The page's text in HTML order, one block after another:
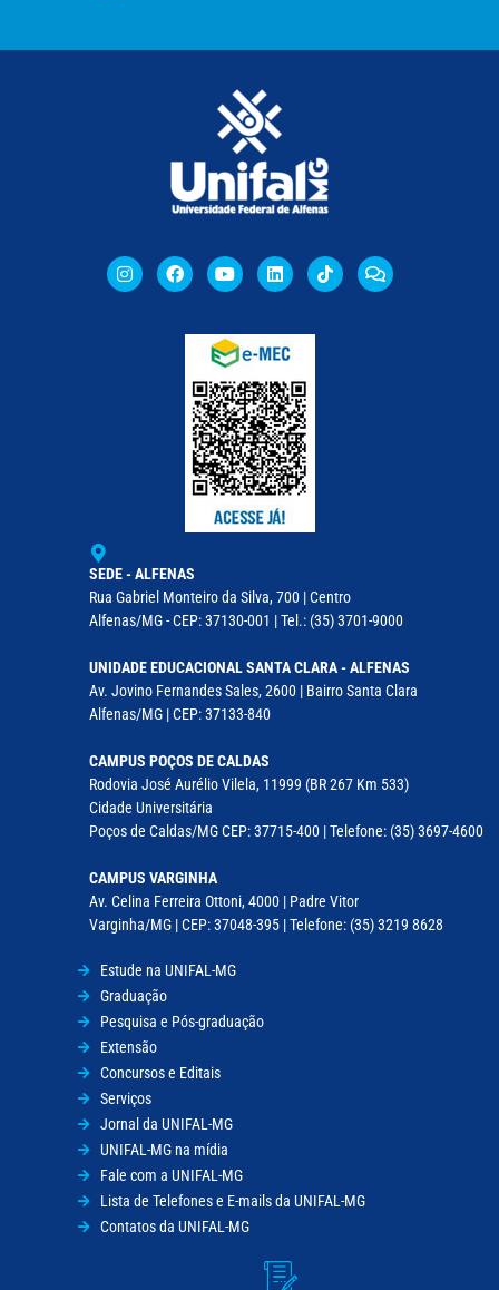
SEDE - ALFENAS
Rua Gabriel Monteiro da Silva, 700 | Centro
Alfenas/MG - CEP: 37130-001 | Tel.: (35) 3701-9000
UNIDADE EDUCACIONAL SANTA CLARA - ALFENAS
Av. Jovino Fernandes Sales, 2600 | Bairro Santa Clara
Alfenas/MG | CEP: 37133-840
CAMPUS POÇOS DE CALDAS
Rodovia José Aurélio Vilela, 11999 (BR 267 Km 533)
Cidade Universitária
Poços de Caldas/MG CEP: 37715-400 | Telefone: (35) 3697-4600
CAMPUS VARGINHA
Av. Celina Ferreira Ottoni, 4000 | Padre Vitor
Varginha/MG | CEP: 37048-395 | Telefone: (35) 3219 8628
Estude na UNIFAL-MG
Graduação
Pesquisa e Pós-graduação
Extensão
Concursos e Editais
Serviços
Jornal da UNIFAL-MG
UNIFAL-MG na mídia
Fale com a UNIFAL-MG
Lista de Telefones e E-mails da UNIFAL-MG
Contatos da UNIFAL-MG